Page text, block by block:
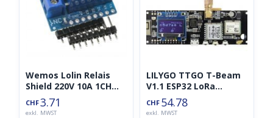
Wemos Lolin Relais
Shield 220V 10A 1CH
für ESP (Relay)
CHF3.71
exkl. MWST
LILYGO TTGO T-Beam
V1.1 ESP32 LoRa
868Mhz Meshtastic
868MHz
CHF 54.78
exkl. MWST